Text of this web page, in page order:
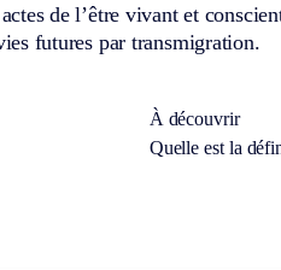
de l’être vivant et
futures par transmigration.
À découvrir
Quelle est la